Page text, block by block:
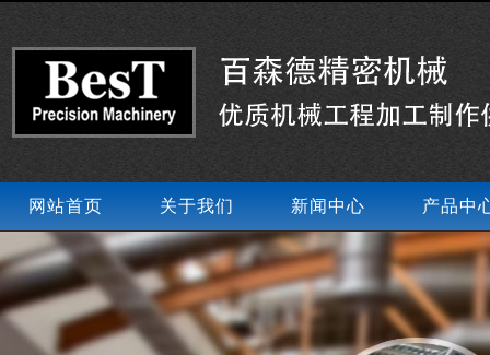
网站首页 关于我们 新闻中心 产品中